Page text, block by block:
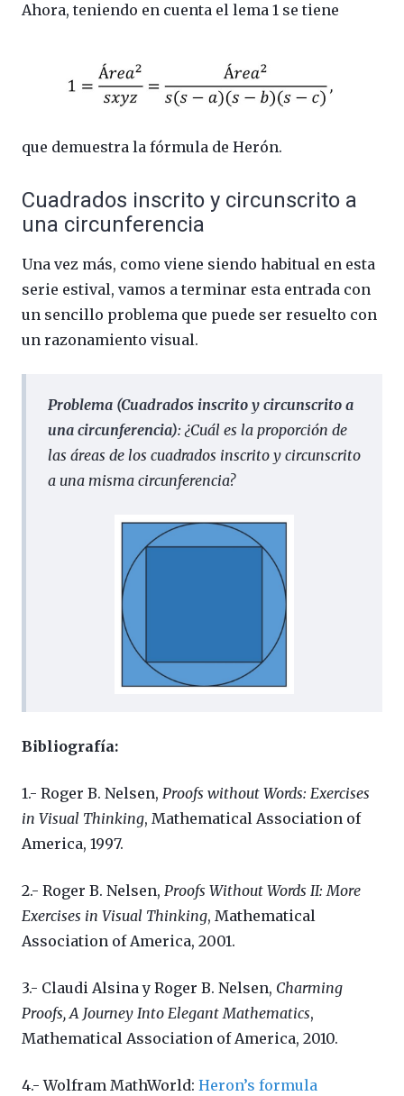
Ahora, teniendo en cuenta el lema 1 se tiene
que demuestra la fórmula de Herón.
Cuadrados inscrito y circunscrito a
una circunferencia
Una vez más, como viene siendo habitual en esta
serie estival, vamos a terminar esta entrada con
un sencillo problema que puede ser resuelto con
un razonamiento visual.
Problema (Cuadrados inscrito y circunscrito a
una circunferencia): ¿Cuál es la proporción de
las áreas de los cuadrados inscrito y circunscrito
a una misma circunferencia?
Bibliografía:
1.- Roger B. Nelsen, Proofs without Words: Exercises
in Visual Thinking, Mathematical Association of
America, 1997.
2.- Roger B. Nelsen, Proofs Without Words II: More
Exercises in Visual Thinking, Mathematical
Association of America, 2001.
3.- Claudi Alsina y Roger B. Nelsen, Charming
Proofs, A Journey Into Elegant Mathematics,
Mathematical Association of America, 2010.
4.- Wolfram MathWorld: Heron’s formula